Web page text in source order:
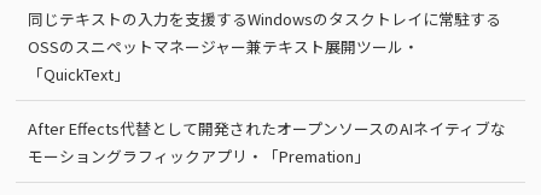
同じテキストの入力を支援するWindowsのタスクトレイに常駐する
OSSのスニペットマネージャー兼テキスト展開ツール・
「QuickText」
After Effects代替として開発されたオープンソースのAIネイティブな
モーショングラフィックアプリ・「Premation」